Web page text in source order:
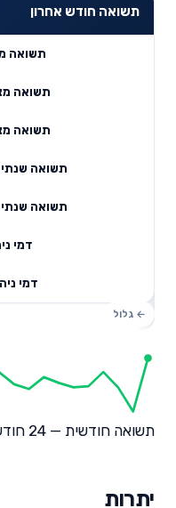
תשואה חודש אחרון
תשואה
תשואה
תשואה
תשואה שנתית
תשואה שנתית
דמי
דמי
תשואה חודשית — 24 חודשים אחרונים
יתרות